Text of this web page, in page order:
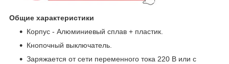
Общие характеристики
Корпус - Алюминиевый сплав + пластик.
Кнопочный выключатель.
Заряжается от сети переменного тока 220 В или с